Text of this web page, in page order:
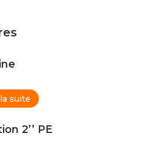
suite
2’’ PE